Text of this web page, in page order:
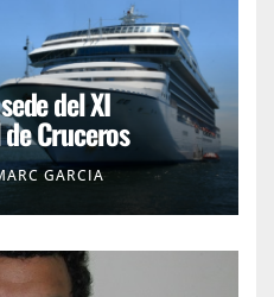
del XI
Cruceros
GARCIA